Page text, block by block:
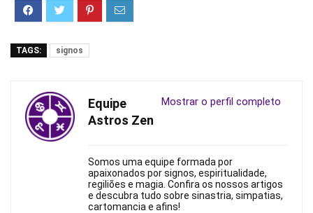
TAGS: signos
Mostrar o perfil completo
Equipe
Astros Zen
Somos uma equipe formada por
apaixonados por signos, espiritualidade,
regiliões e magia. Confira os nossos artigos
e descubra tudo sobre sinastria, simpatias,
cartomancia e afins!